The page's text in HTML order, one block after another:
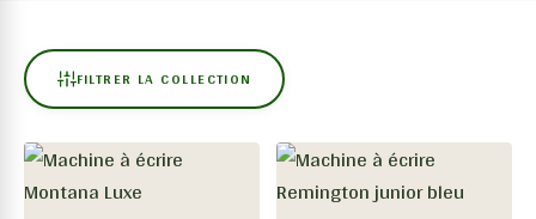
FILTRER LA COLLECTION